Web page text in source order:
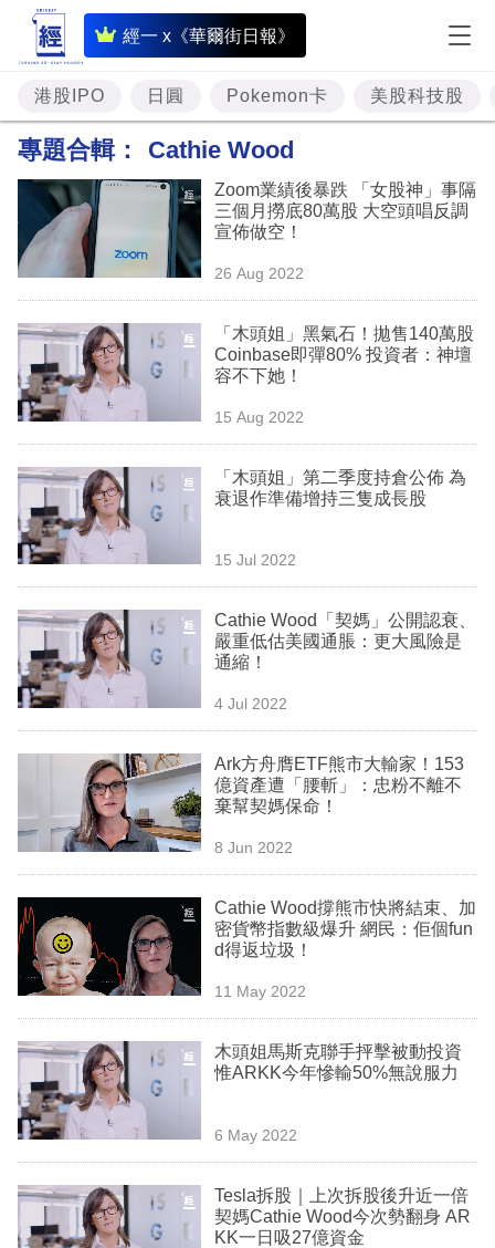
經一 x《華爾街日報》
即
時
財
經
投
資
樓
市
理
商
業
科
技
職
場
生
時
事
欄
訂
閱
區
港股IPO 日圓 Pokemon卡 美股科技股
專題合輯： Cathie Wood
Zoom業績後暴跌 「女股神」事隔
三個月撈底80萬股 大空頭唱反調
宣佈做空！
26 Aug 2022
「木頭姐」黑氣石！拋售140萬股
Coinbase即彈80% 投資者：神壇
容不下她！
15 Aug 2022
「木頭姐」第二季度持倉公佈 為
衰退作準備增持三隻成長股
15 Jul 2022
Cathie Wood「契媽」公開認衰、
嚴重低估美國通脹：更大風險是
通縮！
4 Jul 2022
Ark方舟膺ETF熊市大輸家！153
億資產遭「腰斬」：忠粉不離不
棄幫契媽保命！
8 Jun 2022
Cathie Wood撐熊市快將結束、加
密貨幣指數級爆升 網民：佢個fun
d得返垃圾！
11 May 2022
木頭姐馬斯克聯手抨擊被動投資
惟ARKK今年慘輸50%無說服力
6 May 2022
Tesla拆股｜上次拆股後升近一倍
契媽Cathie Wood今次勢翻身 AR
KK一日吸27億資金